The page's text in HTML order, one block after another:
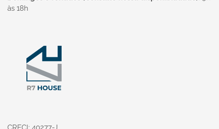
às 18h